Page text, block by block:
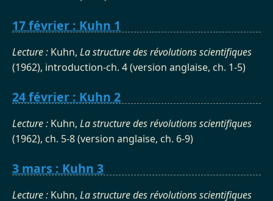
17 février : Kuhn 1
Lecture : Kuhn, La structure des révolutions scientifiques
(1962), introduction-ch. 4 (version anglaise, ch. 1-5)
24 février : Kuhn 2
Lecture : Kuhn, La structure des révolutions scientifiques
(1962), ch. 5-8 (version anglaise, ch. 6-9)
3 mars : Kuhn 3
Lecture : Kuhn, La structure des révolutions scientifiques